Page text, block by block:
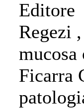
Editore
Regezi
mucosa
Ficarra